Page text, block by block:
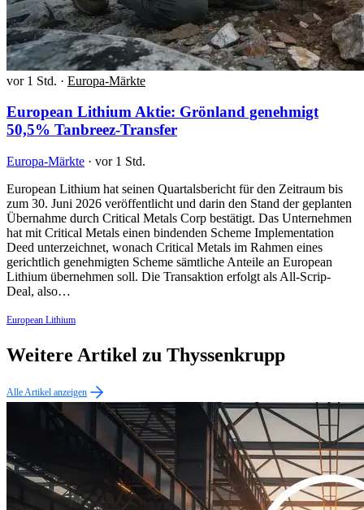
vor 1 Std. · Europa-Märkte
European Lithium Aktie: Grönland genehmigt
50,5% Tanbreez-Transfer
Europa-Märkte · vor 1 Std.
European Lithium hat seinen Quartalsbericht für den Zeitraum bis
zum 30. Juni 2026 veröffentlicht und darin den Stand der geplanten
Übernahme durch Critical Metals Corp bestätigt. Das Unternehmen
hat mit Critical Metals einen bindenden Scheme Implementation
Deed unterzeichnet, wonach Critical Metals im Rahmen eines
gerichtlich genehmigten Scheme sämtliche Anteile an European
Lithium übernehmen soll. Die Transaktion erfolgt als All-Scrip-
Deal, also…
European Lithium
Weitere Artikel zu Thyssenkrupp
Alle Artikel anzeigen